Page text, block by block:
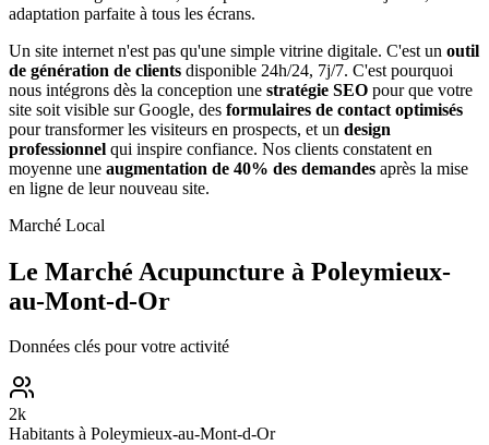
adaptation parfaite à tous les écrans.
Un site internet n'est pas qu'une simple vitrine digitale. C'est un outil
de génération de clients disponible 24h/24, 7j/7. C'est pourquoi
nous intégrons dès la conception une stratégie SEO pour que votre
site soit visible sur Google, des formulaires de contact optimisés
pour transformer les visiteurs en prospects, et un design
professionnel qui inspire confiance. Nos clients constatent en
moyenne une augmentation de 40% des demandes après la mise
en ligne de leur nouveau site.
Marché Local
Le Marché Acupuncture à Poleymieux-
au-Mont-d-Or
Données clés pour votre activité
2k
Habitants à Poleymieux-au-Mont-d-Or